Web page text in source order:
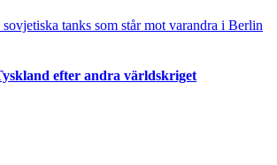
efter andra världskriget